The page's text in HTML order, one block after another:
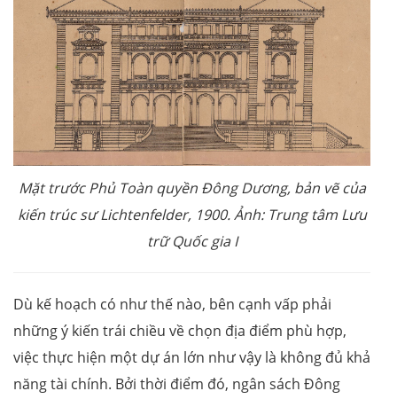
Mặt trước Phủ Toàn quyền Đông Dương, bản vẽ của
kiến trúc sư Lichtenfelder, 1900. Ảnh: Trung tâm Lưu
trữ Quốc gia I
Dù kế hoạch có như thế nào, bên cạnh vấp phải
những ý kiến trái chiều về chọn địa điểm phù hợp,
việc thực hiện một dự án lớn như vậy là không đủ khả
năng tài chính. Bởi thời điểm đó, ngân sách Đông